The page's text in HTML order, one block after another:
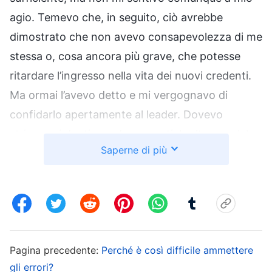
agio. Temevo che, in seguito, ciò avrebbe
dimostrato che non avevo consapevolezza di me
stessa o, cosa ancora più grave, che potesse
ritardare l’ingresso nella vita dei nuovi credenti.
Ma ormai l’avevo detto e mi vergognavo di
confidarlo apertamente al leader. Dovevo
giorno prima, il leader mi aveva chiesto quanto
di un neofita. All’inizio non avevo compreso
appieno la nozione di quel nuovo arrivato, per cui
avevo fatto comunione un bel po’ di volte.
Quando il leader mi ha chiesto al riguardo,
Saperne di più
Pagina precedente: Perché è così difficile ammettere
gli errori?